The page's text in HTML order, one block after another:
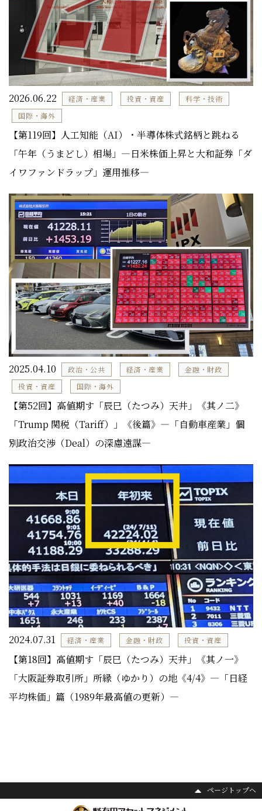
2026.06.22 経済・産業 投資・資産
科学・技術
国際・海外
【第119回】人工知能（AI）・半導体株式銘柄と跳ねる
「午年（うまどし）相場」―日米株価上昇と大和証券「ダ
イワファンドラップ」運用推移―
2025.04.10 政治・公共 経済・産業
金融・財政
投資・資産
国際・海外
【第52回】高値期す「辰巳（たつみ）天井」《其ノ二》
「Trump 関税（Tariff）」《後篇》―「自動車産業」個
別政治交渉（Deal）の深慮遠謀―
2024.07.31 経済・産業 金融・財政 投資・資産
【第18回】高値期す「辰巳（たつみ）天井」《其ノ一》
「大阪証券取引所」所縁（ゆかり）の地《4/4》―「日経
平均株価」篇（1989年最高値の更新）―
ページトップヘ